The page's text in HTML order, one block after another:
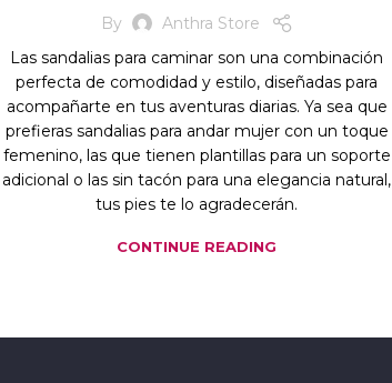
By
Anthra Store
Las sandalias para caminar son una combinación
perfecta de comodidad y estilo, diseñadas para
acompañarte en tus aventuras diarias. Ya sea que
prefieras sandalias para andar mujer con un toque
femenino, las que tienen plantillas para un soporte
adicional o las sin tacón para una elegancia natural,
tus pies te lo agradecerán.
CONTINUE READING